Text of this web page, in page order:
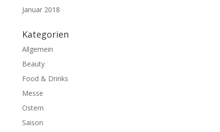
Januar 2018
Kategorien
Allgemein
Beauty
Food & Drinks
Messe
Ostern
Saison